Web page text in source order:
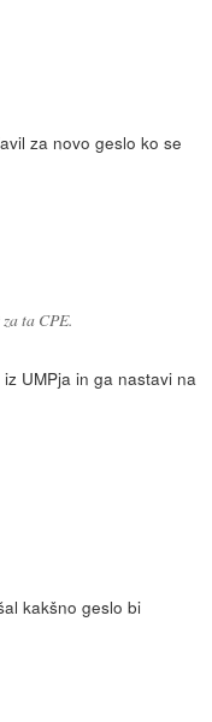
za novo geslo ko se
ta CPE.
UMPja in ga nastavi na
kakšno geslo bi